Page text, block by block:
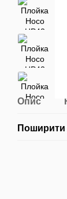
Опис
Поширити